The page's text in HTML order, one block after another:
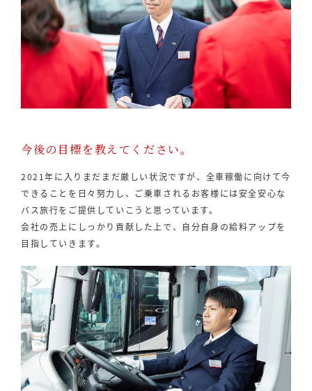
今後の目標を教えてください。
2021年に入りまだまだ厳しい状況ですが、全車稼働に向けて今
できることを日々努力し、ご乗車されるお客様には安全安心な
バス旅行をご提供していこうと思っています。
会社の売上にしっかり貢献した上で、自分自身の給料アップを
目指していきます。